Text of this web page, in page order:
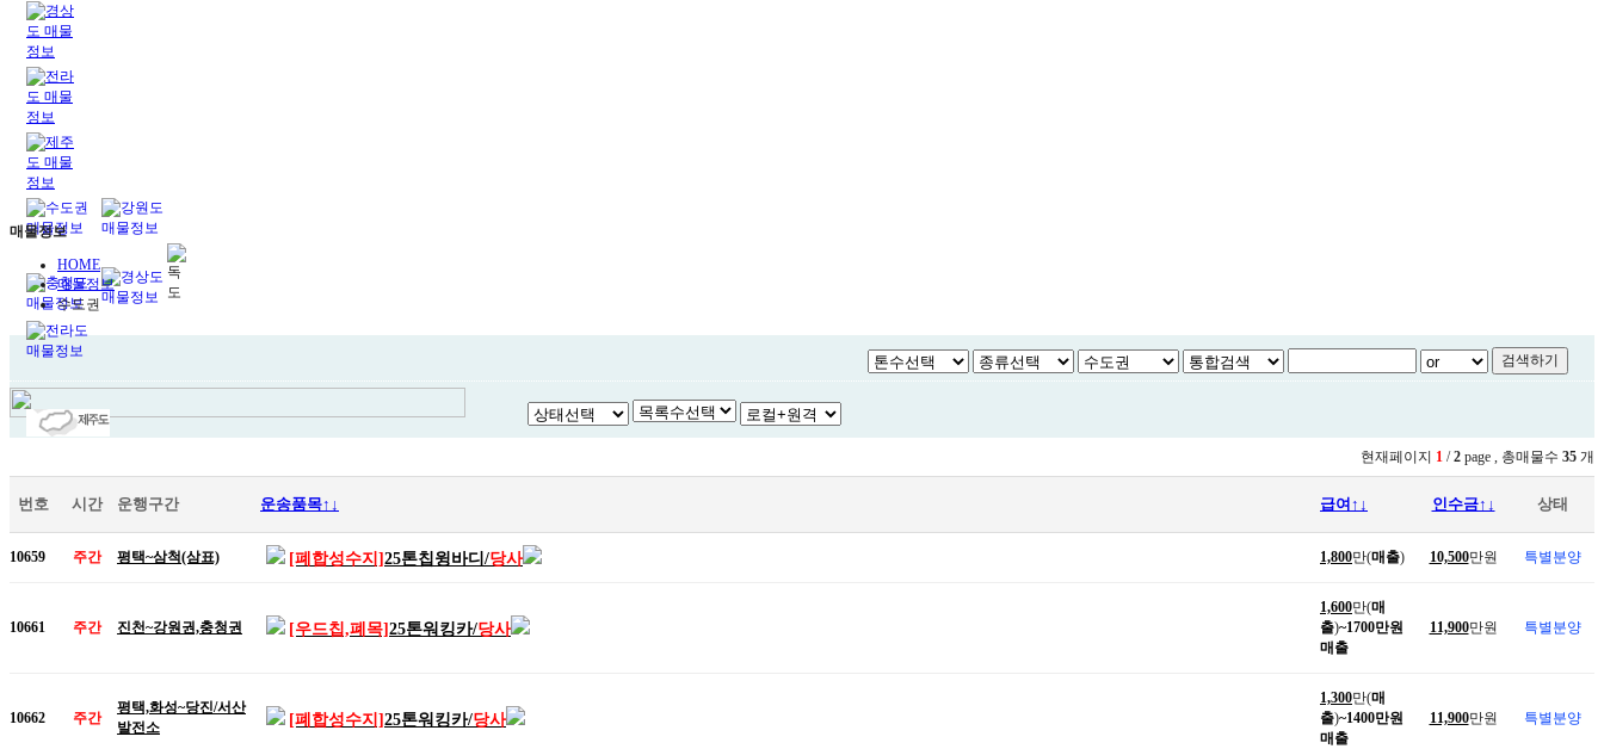
매물정보
HOME
매물정보
수도권
현재페이지 1 /2 page , 총매물수 35 개
번호 시간 운행구간 운송품목↑↓ 급여↑↓ 인수금↑↓ 상태
10659 주간 평택~삼척(삼표) [폐합성수지] 25톤칩윙바디/당사 1,800만(매출) 10,500만원 특별분양
10661 주간 진천~강원권,충청권 [우드칩,폐목] 25톤워킹카/당사
1,600만(매
출)~1700만원
매출
11,900만원 특별분양
10662 주간
평택,화성~당진/서산
발전소
[폐합성수지] 25톤워킹카/당사
1,300만(매
출)~1400만원
매출
11,900만원 특별분양